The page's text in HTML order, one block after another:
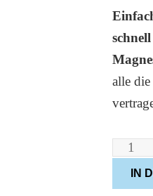
alle
Starter-
IN